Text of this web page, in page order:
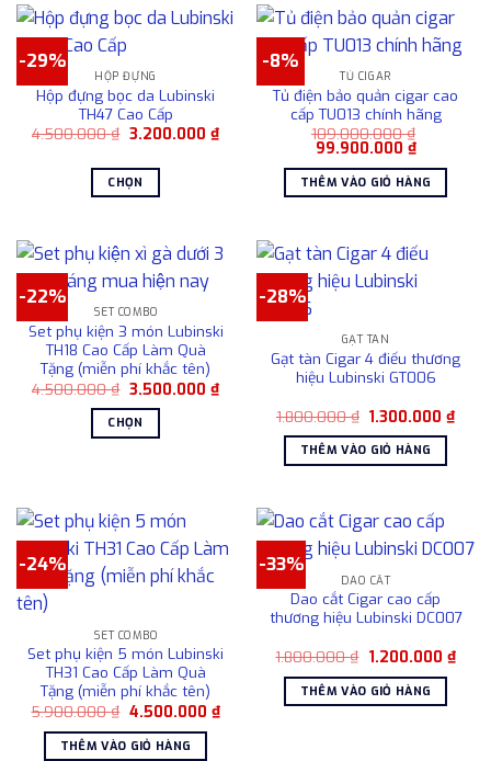
chọn
trên
sản
phẩm
trên
trang
sản
phẩm
này
có
biến
thể.
Các
tùy
chọn
có
được
chọn
trên
sản
phẩm
-29%
HỘP ĐỰNG
Hộp đựng bọc da Lubinski
TH47 Cao Cấp
4.500.000₫ Giá
4.500.000 ₫.
3.200.000 ₫Giá
hiện
3.200.000 ₫.
CHỌN
này
có
biến
thể.
Các
tùy
chọn
có
trên
trang
sản
-8%
TỦ CIGAR
Tủ điện bảo quản cigar cao
cấp TU013 chính hãng
109.000.000₫
Giá
là:
109.000.000 ₫.
99.900.000 ₫Giá
hiện
tại
là:
THÊM VÀO GIỎ HÀNG
-22%
SET COMBO
Set phụ kiện 3 món Lubinski
TH18 Cao Cấp Làm Quà
Tặng (miễn phí khắc tên)
4.500.000₫ Giá
là:
4.500.000 ₫.
3.500.000 ₫Giá
hiện
3.500.000 ₫.
CHỌN
có
nhiều
biến
thể.
tùy
chọn
có
thể
chọn
-28%
GẠT TÀN
Gạt tàn Cigar 4 điếu thương
hiệu Lubinski GT006
1.800.000₫ Giá
là:
1.800.000 ₫.
1.300.000₫Giá
hiện
THÊM VÀO GIỎ HÀNG
-24%
SET COMBO
Set phụ kiện 5 món Lubinski
TH31 Cao Cấp Làm Quà
Tặng (miễn phí khắc tên)
5.900.000₫ Giá
là:
5.900.000 ₫.
4.500.000 ₫Giá
hiện
THÊM VÀO GIỎ HÀNG
-33%
DAO CẮT
Dao cắt Cigar cao cấp
thương hiệu Lubinski DC007
1.800.000₫ Giá
là:
1.800.000 ₫.
1.200.000 ₫Giá
hiện
THÊM VÀO GIỎ HÀNG